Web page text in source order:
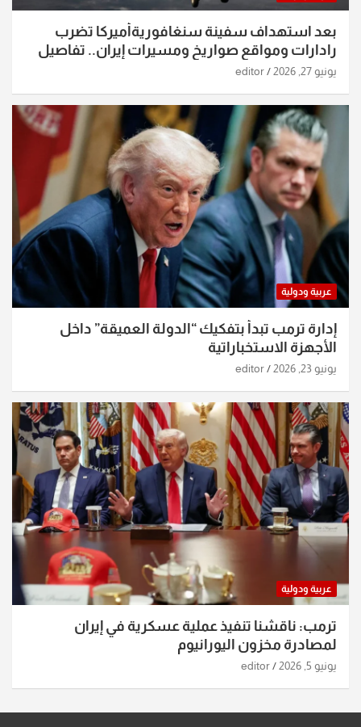
بعد استهداف سفينة سنغافوريةأميركا تضرب
رادارات ومواقع صواريخ ومسيرات إيران.. تفاصيل
الساعات الماضية
يونيو 27, 2026 editor
عربية ودولية
إدارة ترمب تبدأ بتفكيك “الدولة العميقة” داخل
الأجهزة الاستخباراتية
يونيو 23, 2026 editor
عربية ودولية
ترمب: ناقشنا تنفيذ عملية عسكرية في إيران
لمصادرة مخزون اليورانيوم
يونيو 5, 2026 editor